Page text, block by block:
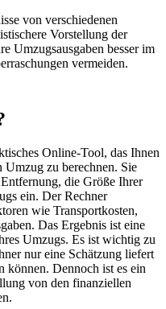
von verschiedenen
Vorstellung der
Umzugsausgaben besser im
vermeiden.
Online-Tool, das Ihnen
zu berechnen. Sie
die Größe Ihrer
ein. Der Rechner
wie Transportkosten,
Das Ergebnis ist eine
Umzugs. Es ist wichtig zu
nur eine Schätzung liefert
können. Dennoch ist es ein
von den finanziellen